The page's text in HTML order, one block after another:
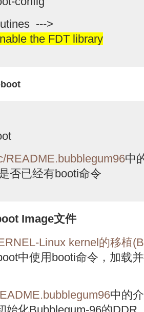
--->
the FDT library
README.bubblegum96中
否已经有booti命令
Image文件
Linux kernel的移植
中使用booti命令，加载
中的